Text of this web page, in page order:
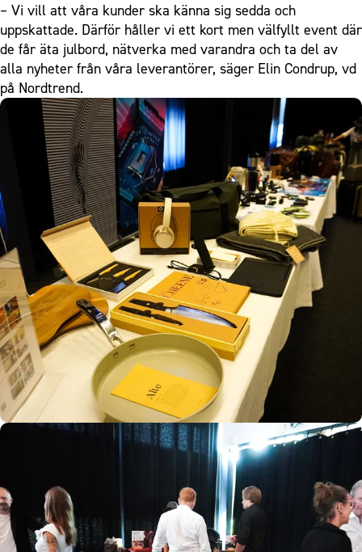
– Vi vill att våra kunder ska känna sig sedda och
uppskattade. Därför håller vi ett kort men välfyllt event där
de får äta julbord, nätverka med varandra och ta del av
alla nyheter från våra leverantörer, säger Elin Condrup, vd
på Nordtrend.